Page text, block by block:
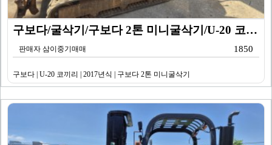
구보다/굴삭기/구보다 2톤 미니굴삭기/U-20 코끼리/…
판매자 삼이중기매매 1850
구보다 | U-20 코끼리 | 2017년식 | 구보다 2톤 미니굴삭기